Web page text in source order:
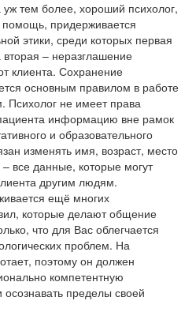
уж тем более, хороший психолог,
помощь, придерживается
этики, среди которых первая
– неразглашение
клиента. Сохранение
основным правилом в работе
Психолог не имеет права
информацию вне рамок
и образовательного
изменять имя, возраст, место
все данные, которые могут
другим людям.
ещё многих
которые делают общение
что для Вас облегчается
проблем. На
поэтому он должен
компетентную
пределы своей